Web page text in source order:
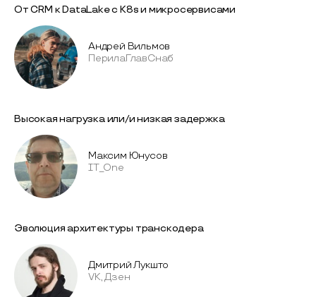
От CRM к DataLake с K8s и микросервисами
Андрей Вильмов
ПерилаГлавСнаб
Высокая нагрузка или/и низкая задержка
Максим Юнусов
IT_One
Эволюция архитектуры транскодера
Дмитрий Лукшто
VK, Дзен